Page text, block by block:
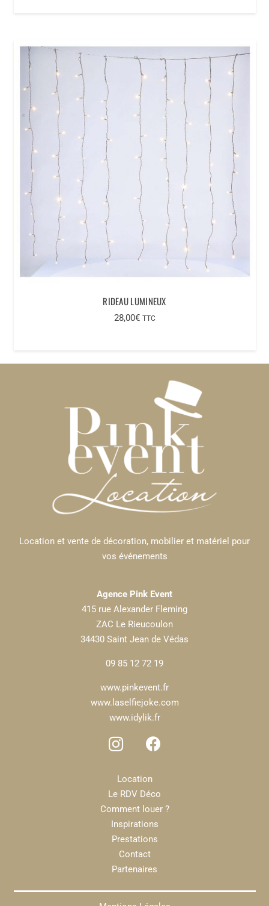
RIDEAU LUMINEUX
28,00€ TTC
Location et vente de décoration, mobilier et matériel pour
vos événements
Agence Pink Event
415 rue Alexander Fleming
ZAC Le Rieucoulon
34430 Saint Jean de Védas
09 85 12 72 19
www.pinkevent.fr
www.laselfiejoke.com
www.idylik.fr
Location
Le RDV Déco
Comment louer ?
Inspirations
Prestations
Contact
Partenaires